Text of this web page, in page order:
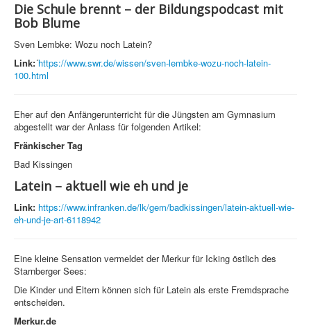
Die Schule brennt – der Bildungspodcast mit
Bob Blume
Sven Lembke: Wozu noch Latein?
Link:´https://www.swr.de/wissen/sven-lembke-wozu-noch-latein-
100.html
Eher auf den Anfängerunterricht für die Jüngsten am Gymnasium
abgestellt war der Anlass für folgenden Artikel:
Fränkischer Tag
Bad Kissingen
Latein – aktuell wie eh und je
Link: https://www.infranken.de/lk/gem/badkissingen/latein-aktuell-wie-
eh-und-je-art-6118942
Eine kleine Sensation vermeldet der Merkur für Icking östlich des
Starnberger Sees:
Die Kinder und Eltern können sich für Latein als erste Fremdsprache
entscheiden.
Merkur.de